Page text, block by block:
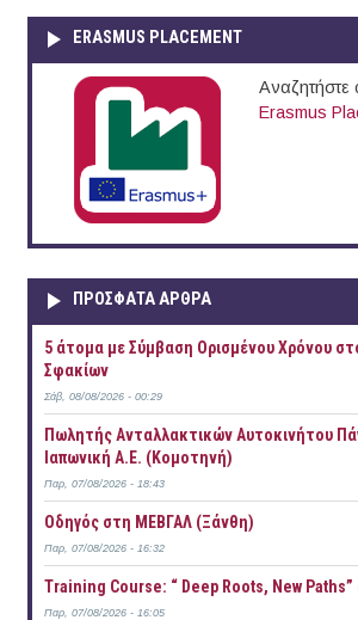
ERASMUS PLACEMENT
Αναζητήστε
Erasmus
ΠΡOΣΦΑΤΑ AΡΘΡΑ
5 άτομα με Σύμβαση Ορισμένου Χρόνου
Σφακίων
Σάβ, 08/08/2026 - 00:29
Πωλητής Ανταλλακτικών Αυτοκινήτου
Ιαπωνική Α.Ε. (Κομοτηνή)
Παρ, 07/08/2026 - 18:43
Οδηγός στη ΜΕΒΓΑΛ (Ξάνθη)
Παρ, 07/08/2026 - 16:32
Training Course: “ Deep Roots, New Paths”
Παρ, 07/08/2026 - 16:05